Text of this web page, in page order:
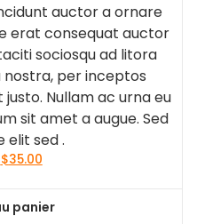
auctor a ornare
erat consequat auctor
sociosqu ad litora
per inceptos
Nullam ac urna eu
sit amet a augue. Sed
elit sed .
Le
était :
$35.00Le
est :
panier